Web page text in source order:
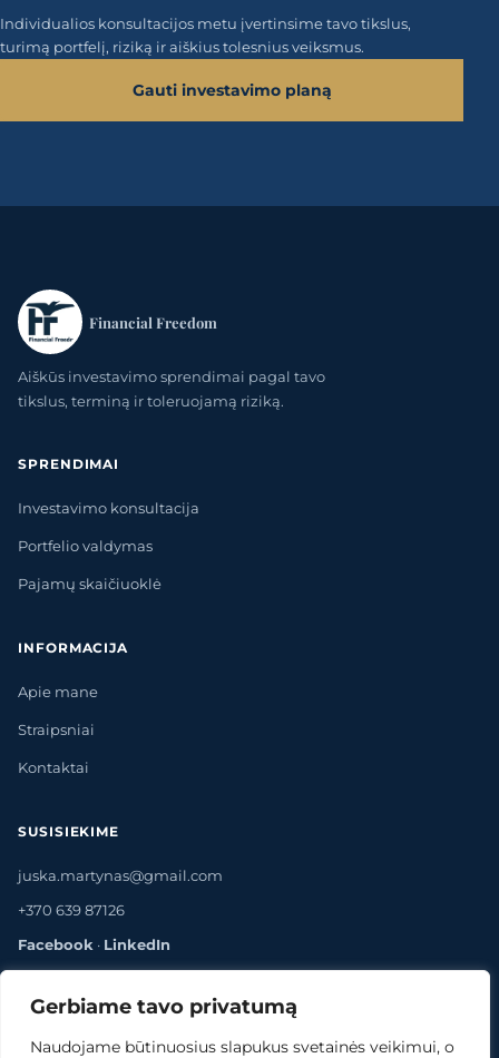
Gerbiame tavo privatumą
Naudojame būtinuosius slapukus svetainės veikimui, o
Individualios konsultacijos metu įvertinsime tavo tikslus,
turimą portfelį, riziką ir aiškius tolesnius veiksmus.
Gauti investavimo planą
Financial Freedom
Aiškūs investavimo sprendimai pagal tavo
tikslus, terminą ir toleruojamą riziką.
SPRENDIMAI
Investavimo konsultacija
Portfelio valdymas
Pajamų skaičiuoklė
INFORMACIJA
Apie mane
Straipsniai
Kontaktai
SUSISIEKIME
juska.martynas@gmail.com
+370 639 87126
Facebook · LinkedIn